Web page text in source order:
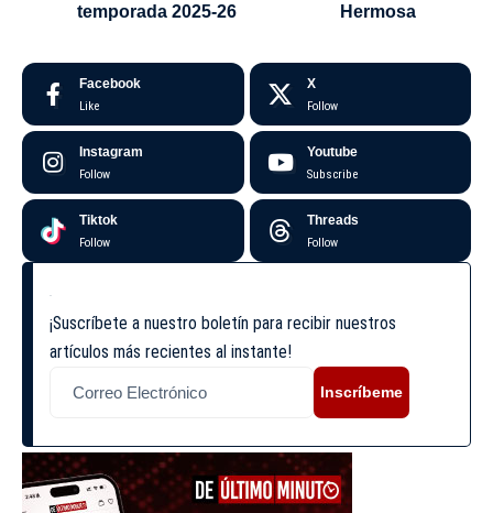
temporada 2025-26
Hermosa
Facebook
Like
X
Follow
Instagram
Follow
Youtube
Subscribe
Tiktok
Follow
Threads
Follow
¡Suscríbete a nuestro boletín para recibir nuestros
artículos más recientes al instante!
Inscríbeme